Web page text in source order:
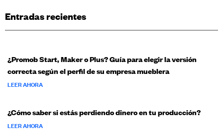
Entradas recientes
¿Promob Start, Maker o Plus? Guía para elegir la versión
correcta según el perfil de su empresa mueblera
LEER AHORA
¿Cómo saber si estás perdiendo dinero en tu producción?
LEER AHORA